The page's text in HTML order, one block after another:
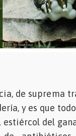
de suprema
y es que
del